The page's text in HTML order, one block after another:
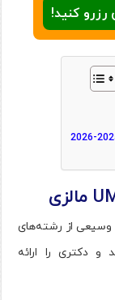
رزرو کنید!
از رشته‌های
دکتری را ارائه